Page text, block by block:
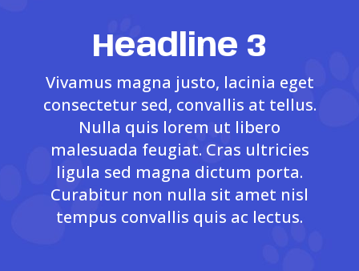
Headline 3
Vivamus magna justo, lacinia eget
consectetur sed, convallis at tellus.
Nulla quis lorem ut libero
malesuada feugiat. Cras ultricies
ligula sed magna dictum porta.
Curabitur non nulla sit amet nisl
tempus convallis quis ac lectus.